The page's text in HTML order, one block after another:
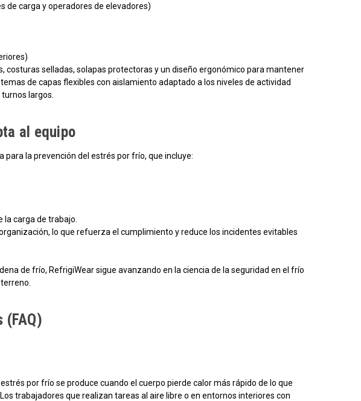
de carga y operadores de elevadores)
selladas, solapas protectoras y un diseño ergonómico para mantener
de capas flexibles con aislamiento adaptado a los niveles de actividad
largos.
al equipo
la prevención del estrés por frío, que incluye:
la carga de trabajo.
lo que refuerza el cumplimiento y reduce los incidentes evitables
de frío, RefrigiWear sigue avanzando en la ciencia de la seguridad en el frío
(FAQ)
por frío se produce cuando el cuerpo pierde calor más rápido de lo que
trabajadores que realizan tareas al aire libre o en entornos interiores con